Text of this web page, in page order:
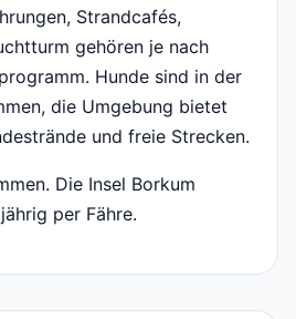
Strandcafés,
gehören je nach
Hunde sind in der
die Umgebung bietet
und freie Strecken.
Die Insel Borkum
per Fähre.